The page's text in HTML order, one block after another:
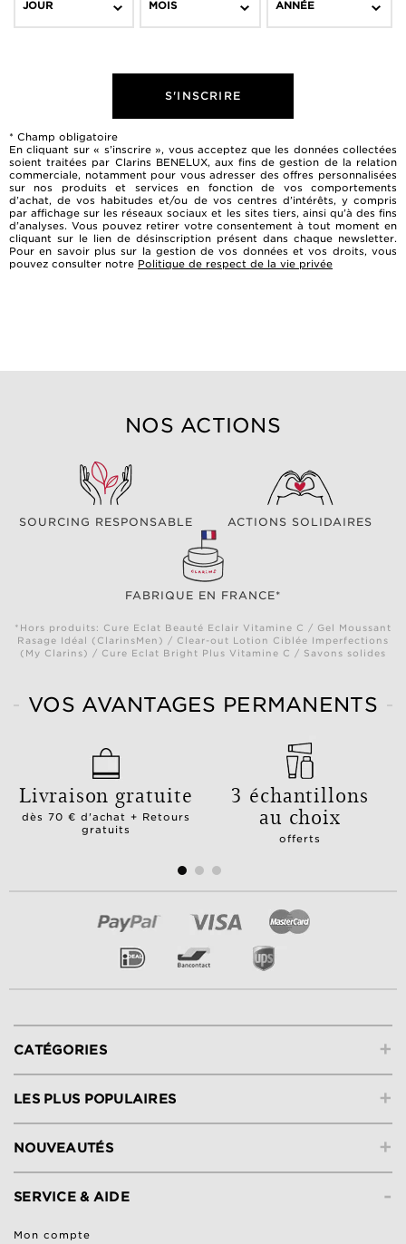
JOUR MOIS ANNÉE
S'INSCRIRE
* Champ obligatoire
En cliquant sur « s’inscrire », vous acceptez que les données collectées
soient traitées par Clarins BENELUX, aux fins de gestion de la relation
commerciale, notamment pour vous adresser des offres personnalisées
sur nos produits et services en fonction de vos comportements
d’achat, de vos habitudes et/ou de vos centres d’intérêts, y compris
par affichage sur les réseaux sociaux et les sites tiers, ainsi qu’à des fins
d’analyses. Vous pouvez retirer votre consentement à tout moment en
cliquant sur le lien de désinscription présent dans chaque newsletter.
Pour en savoir plus sur la gestion de vos données et vos droits, vous
pouvez consulter notre Politique de respect de la vie privée
NOS ACTIONS
SOURCING RESPONSABLE ACTIONS SOLIDAIRES
FABRIQUE EN FRANCE*
*Hors produits: Cure Eclat Beauté Eclair Vitamine C / Gel Moussant
Rasage Idéal (ClarinsMen) / Clear-out Lotion Ciblée Imperfections
(My Clarins) / Cure Eclat Bright Plus Vitamine C / Savons solides
VOS AVANTAGES PERMANENTS
Livraison gratuite
dès 70 € d'achat + Retours
gratuits
3 échantillons
au choix
offerts
+
CATÉGORIES
+
LES PLUS POPULAIRES
+
NOUVEAUTÉS
-
SERVICE & AIDE
Mon compte